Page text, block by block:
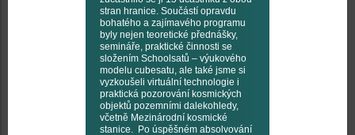
stran hranice. Součástí opravdu
bohatého a zajímavého programu
byly nejen teoretické přednášky,
semináře, praktické činnosti se
složením Schoolsatů – výukového
modelu cubesatu, ale také jsme si
vyzkoušeli virtuální technologie i
praktická pozorování kosmických
objektů pozemními dalekohledy,
včetně Mezinárodní kosmické
stanice. Po úspěšném absolvování